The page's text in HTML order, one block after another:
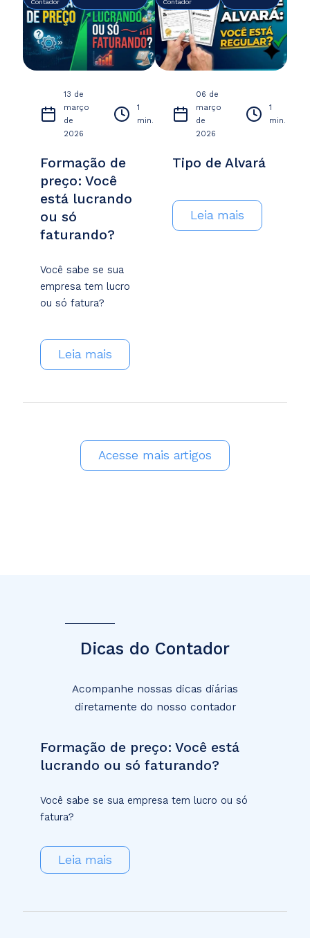
Contador
13 de
março
de
2026
1
min.
Formação de
preço: Você
está lucrando
ou só
faturando?
Você sabe se sua
empresa tem lucro
ou só fatura?
Leia mais
Contador
06 de
março
de
2026
1
min.
Tipo de Alvará
Leia mais
Acesse mais artigos
Dicas do Contador
Acompanhe nossas dicas diárias
diretamente do nosso contador
Formação de preço: Você está
lucrando ou só faturando?
Você sabe se sua empresa tem lucro ou só
fatura?
Leia mais